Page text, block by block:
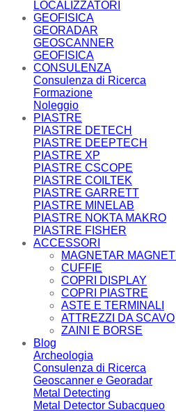
LOCALIZZATORI
GEOFISICA
GEORADAR
GEOSCANNER
GEOFISICA
CONSULENZA
Consulenza di Ricerca
Formazione
Noleggio
PIASTRE
PIASTRE DETECH
PIASTRE DEEPTECH
PIASTRE XP
PIASTRE CSCOPE
PIASTRE COILTEK
PIASTRE GARRETT
PIASTRE MINELAB
PIASTRE NOKTA MAKRO
PIASTRE FISHER
ACCESSORI
MAGNETAR MAGNETI
CUFFIE
COPRI DISPLAY
COPRI PIASTRE
ASTE E TERMINALI
ATTREZZI DA SCAVO
ZAINI E BORSE
Blog
Archeologia
Consulenza di Ricerca
Geoscanner e Georadar
Metal Detecting
Metal Detector Subacqueo